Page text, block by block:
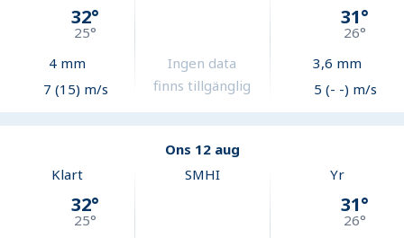
32°
25°
4 mm
7 (15) m/s
Ingen data
finns tillgänglig
31°
26°
3,6 mm
5 (- -) m/s
Ons 12 aug
Klart
32°
25°
SMHI Yr
31°
26°